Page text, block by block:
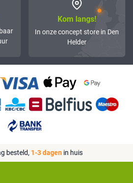
Kom langs!
In onze concept store in Den
Helder
besteld, 1-3 dagen in huis